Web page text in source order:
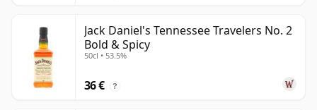
Jack Daniel's Tennessee Travelers No. 2
Bold & Spicy
50cl • 53.5%
36 € ?